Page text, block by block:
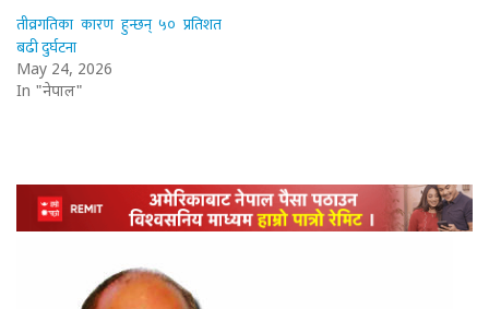
तीव्रगतिका कारण हुन्छन् ५० प्रतिशत
बढी दुर्घटना
May 24, 2026
In "नेपाल"